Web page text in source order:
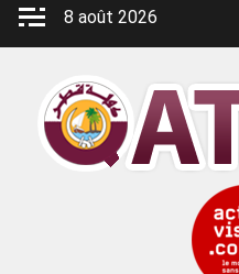
Aller
8 août 2026